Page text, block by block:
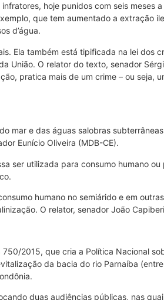
hoje punidos com seis
que tem aumentado a extração
d’água.
Ela também está tipificada na lei dos
União. O relator do texto, senador
pratica mais de um crime – ou seja,
mar e das águas salobras
Eunício Oliveira (MDB-CE).
ser utilizada para consumo humano
humano no semiárido e em
O relator, senador João
2015, que cria a Política Nacional
da bacia do rio Parnaíba
duas audiências públicas, nas